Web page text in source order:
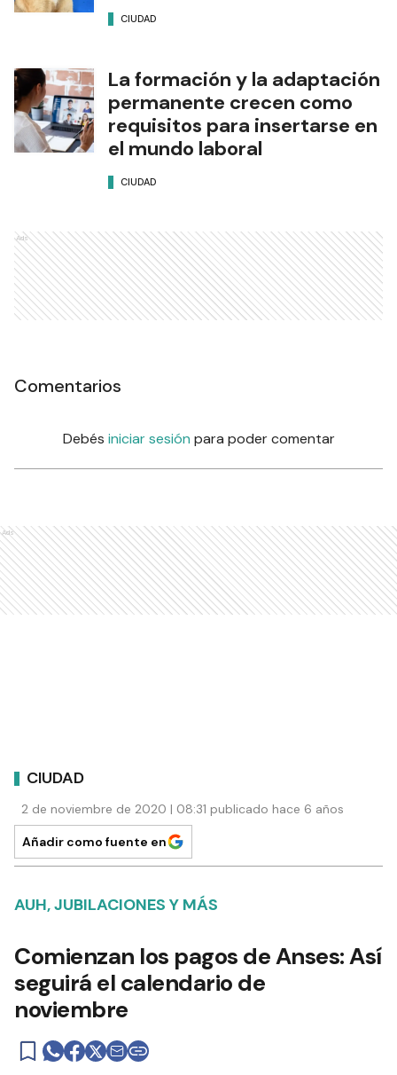
CIUDAD
La formación y la adaptación
permanente crecen como
requisitos para insertarse en
el mundo laboral
CIUDAD
Ads
Comentarios
Debés iniciar sesión para poder comentar
Ads
CIUDAD
2 de noviembre de 2020 | 08:31 publicado hace 6 años
Añadir como fuente en
AUH, JUBILACIONES Y MÁS
Comienzan los pagos de Anses: Así
seguirá el calendario de
noviembre